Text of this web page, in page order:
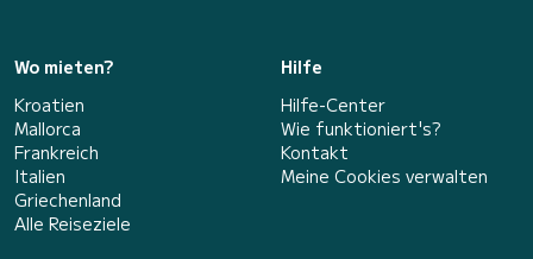
Wo mieten?
Kroatien
Mallorca
Frankreich
Italien
Griechenland
Alle Reiseziele
Hilfe
Hilfe-Center
Wie funktioniert's?
Kontakt
Meine Cookies verwalten